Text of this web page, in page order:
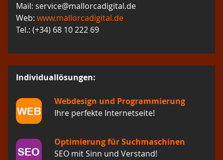
Mail: service@mallorcadigital.de
Web: www.mallorcadigital.de
Tel.: (+34) 68 10 222 69
Individuallösungen:
Webdesign und Programmierung
Ihre perfekte Internetseite!
Optimierung für Suchmaschinen
SEO mit Sinn und Verstand!